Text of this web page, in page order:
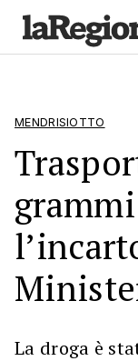
MENDRISIOTTO
La droga è